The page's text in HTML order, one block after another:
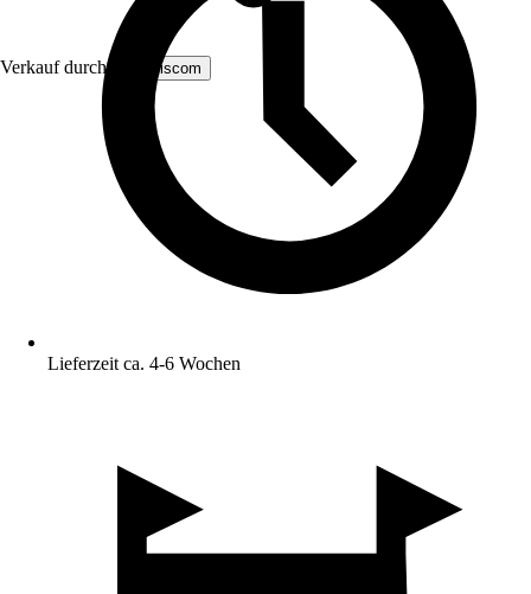
Verkauf durch: MS Viscom
Lieferzeit ca. 4-6 Wochen